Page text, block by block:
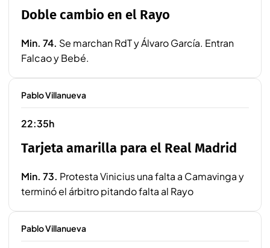
Doble cambio en el Rayo
Min. 74. Se marchan RdT y Álvaro García. Entran
Falcao y Bebé.
Pablo Villanueva
22:35h
Tarjeta amarilla para el Real Madrid
Min. 73. Protesta Vinicius una falta a Camavinga y
terminó el árbitro pitando falta al Rayo
Pablo Villanueva